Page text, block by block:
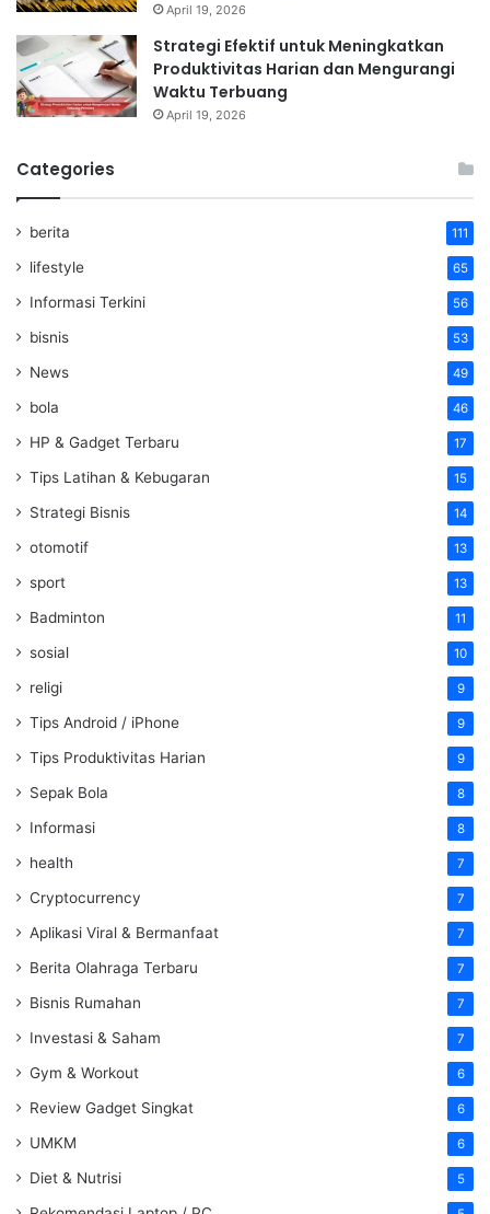
April 19, 2026
Strategi Efektif untuk Meningkatkan
Produktivitas Harian dan Mengurangi
Waktu Terbuang
April 19, 2026
Categories
berita 111
lifestyle 65
Informasi Terkini 56
bisnis 53
News 49
bola 46
HP & Gadget Terbaru 17
Tips Latihan & Kebugaran 15
Strategi Bisnis 14
otomotif 13
sport 13
Badminton 11
sosial 10
religi 9
Tips Android / iPhone 9
Tips Produktivitas Harian 9
Sepak Bola 8
Informasi 8
health 7
Cryptocurrency 7
Aplikasi Viral & Bermanfaat 7
Berita Olahraga Terbaru 7
Bisnis Rumahan 7
Investasi & Saham 7
Gym & Workout 6
Review Gadget Singkat 6
UMKM 6
Diet & Nutrisi 5